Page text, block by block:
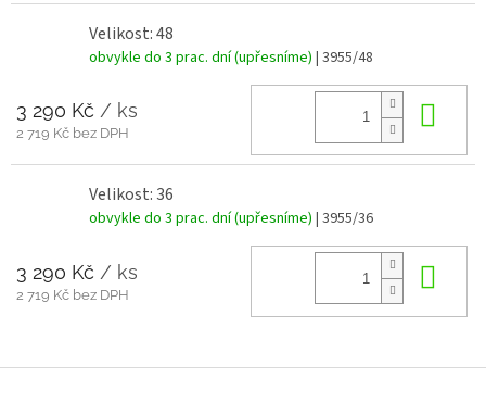
Velikost: 48
obvykle do 3 prac. dní (upřesníme) | 3955/48
3 290 Kč / ks
2 719 Kč bez DPH
Velikost: 36
obvykle do 3 prac. dní (upřesníme) | 3955/36
3 290 Kč / ks
2 719 Kč bez DPH